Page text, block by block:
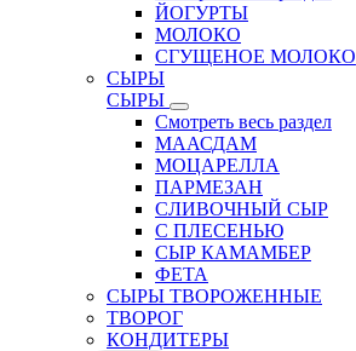
ЙОГУРТЫ
МОЛОКО
СГУЩЕНОЕ МОЛОКО
СЫРЫ
СЫРЫ
Смотреть весь раздел
МААСДАМ
МОЦАРЕЛЛА
ПАРМЕЗАН
СЛИВОЧНЫЙ СЫР
С ПЛЕСЕНЬЮ
СЫР КАМАМБЕР
ФЕТА
СЫРЫ ТВОРОЖЕННЫЕ
ТВОРОГ
КОНДИТЕРЫ